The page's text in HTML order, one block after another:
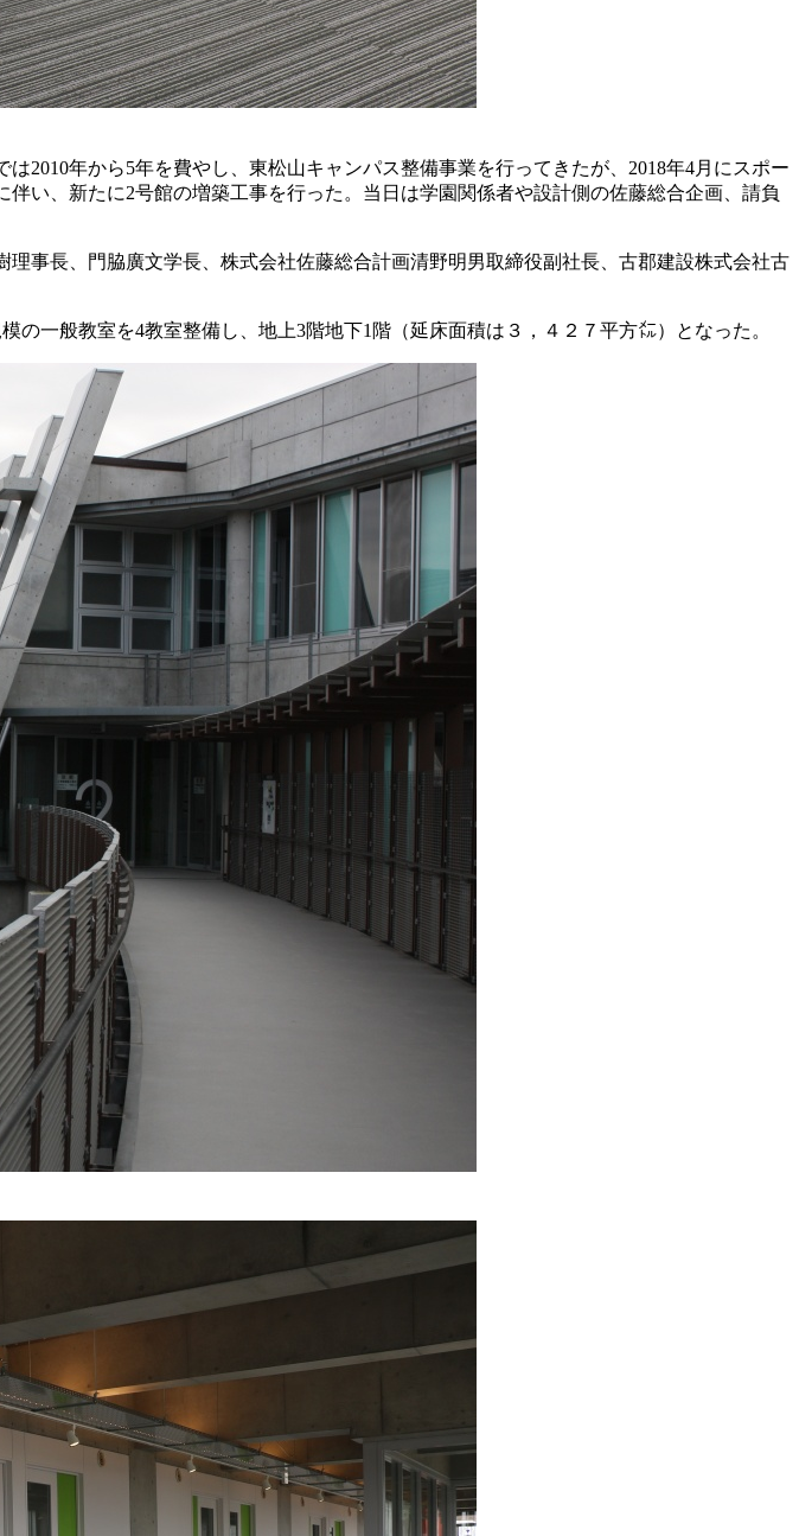
2010年から5年を費やし、東松山キャンパス整備事業を行ってきたが、2018年4月にスポー
い、新たに2号館の増築工事を行った。当日は学園関係者や設計側の佐藤総合企画、請負
事長、門脇廣文学長、株式会社佐藤総合計画清野明男取締役副社長、古郡建設株式会社古
一般教室を4教室整備し、地上3階地下1階（延床面積は３，４２７平方㍍）となった。